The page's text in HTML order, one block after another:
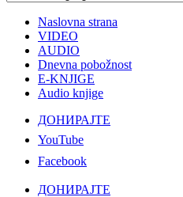
Naslovna strana
VIDEO
AUDIO
Dnevna pobožnost
E-KNJIGE
Audio knjige
ДОНИРАЈТЕ
YouTube
Facebook
ДОНИРАЈТЕ